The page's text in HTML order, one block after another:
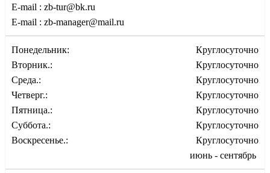
E-mail : zb-tur@bk.ru
E-mail : zb-manager@mail.ru
Понедельник:
Круглосуточно
Вторник.:
Круглосуточно
Среда.:
Круглосуточно
Четверг.:
Круглосуточно
Пятница.:
Круглосуточно
Суббота.:
Круглосуточно
Воскресенье.:
Круглосуточно
июнь - сентябрь